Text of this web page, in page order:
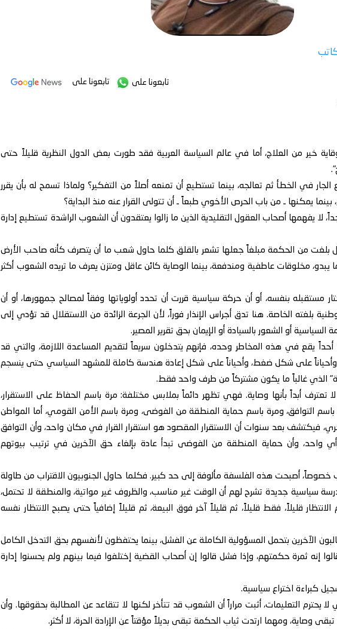
تابعونا على تابعونا على
خير من العلاج، أما في عالم السياسة العربية فقد طورت بعض الدول النظرية قليلاً حتى
في الخطأ ثم تعالجه، بينما تستطيع أن تمنعه أصلاً من التفكير؟ ولماذا تسمح له بأن يقرر
بينما يمكنها ـ من باب الحرص الأخوي طبعاً ـ أن تتولى القرار عنه منذ البداية؟
لا يفهمها أصحاب العقول التقليدية الذين ما زالوا يعتقدون أن الشعوب الراشدة تستطيع إدارة
بلغت من الحكمة مبلغاً جعلها تشعر بالقلق كلما حاول شعب ما أن يتصرف كأنه صاحب الأرض
يبدو، مخلوقات عاطفية ومندفعة، بينما الوصاية كائن عاقل ومتزن يعرف ما تريده الشعوب أكثر
مستقبله بنفسه، أو أن حركة سياسية قررت أن تحدد أولوياتها وفقاً لمصالح جمهورها، أو أن
بلغته الخاصة. هنا تدق أجراس الإنذار فوراً، لأن الجرعة الزائدة من الاستقلال قد تؤدي إلى
السياسية أو الشعور بالسيادة أو الإيمان بحق تقرير المصير.
أحداً يقع في هذه المخاطر وحده، فإنهم يتدخلون سريعاً لتقديم المساعدة اللازمة، والتي قد
وأحياناً على شكل ضغط، وأحياناً على شكل إعادة هندسة كاملة للمشهد السياسي حتى ينسجم
الذي غالباً ما يكون مشتركاً من طرف واحد فقط.
تعترف أبداً بأنها وصاية. فهي تظهر دائماً بملابس مختلفة: مرة باسم الحفاظ على الاستقرار،
التوافق، ومرة باسم حماية المنطقة من الفوضى، ومرة باسم الأمن القومي، أما المواطن
فيكتشف بعد سنوات أن الاستقرار المقصود هو استقرار القرار في مكان واحد، وأن التوافق
واحد، وأن حماية المنطقة من الفوضى تبدأ عادة بإلغاء حق الآخرين في ترتيب بيوتهم
أصبحت هذه الفلسفة مألوفة إلى حد كبير. فكلما حاول الجنوبيون الاقتراب من طاولة
سياسية جديدة تشرح لهم أن الوقت غير مناسب، والظروف غير مواتية، والمنطقة لا تحتمل،
قليلاً، فقط قليلاً، ثم قليلاً آخر فوق البيعة، ثم قليلاً إضافياً حتى يصبح الانتظار نفسه
الآخرين بتحمل المسؤولية الكاملة عن الفشل، بينما يحتفظون لأنفسهم بحق التدخل الكامل
إنه ثمرة حكمتهم، وإذا فشل قالوا إن أصحاب القضية إختلفوا فيما بينهم ولم يحسنوا إدارة
كبراءة اختراع سياسية.
لا يحترم التعليمات، أثبت مراراً أن الشعوب قد تتأخر لكنها لا تتقاعد عن المطالبة بحقوقها. وأن
وصاية، ومهما ارتدت ثياب الحكمة تبقى بديلاً مؤقتاً عن الإرادة الحرة، لا أكثر.